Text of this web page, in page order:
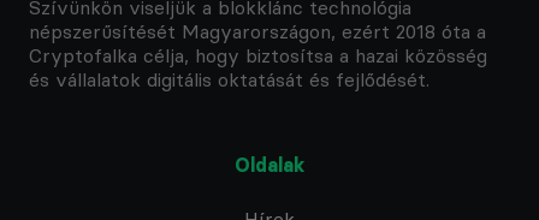
Szívünkön viseljük a blokklánc technológia
népszerűsítését Magyarországon, ezért 2018 óta a
Cryptofalka célja, hogy biztosítsa a hazai közösség
és vállalatok digitális oktatását és fejlődését.
Oldalak